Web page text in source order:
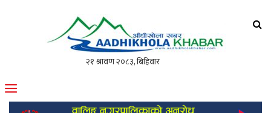
मोफसलकै लोकप्रिय अनलाइन पत्रिका